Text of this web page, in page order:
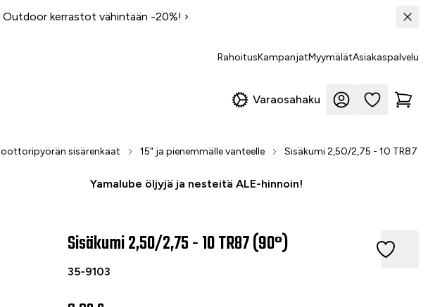
kerrastot vähintään -20%! ›
RahoitusKampanjatMyymälätAsiakaspalvelu
Varaosahaku
sisärenkaat 15" ja pienemmälle vanteelle Sisäkumi 2,50/2,75 - 10 TR87 (90°)
Yamalube öljyjä ja nesteitä ALE-hinnoin!
Sisäkumi 2,50/2,75 - 10 TR87 (90°)
Sisäkumi 2,50/2,75 - 10 TR87 (90°)
35-9103